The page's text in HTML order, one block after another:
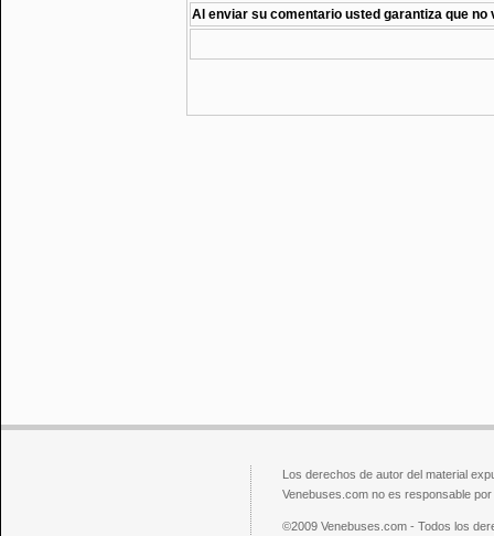
Al enviar su comentario usted garantiza que no
Los derechos de autor del material
Venebuses.com no es responsable
©2009 Venebuses.com - Todos los